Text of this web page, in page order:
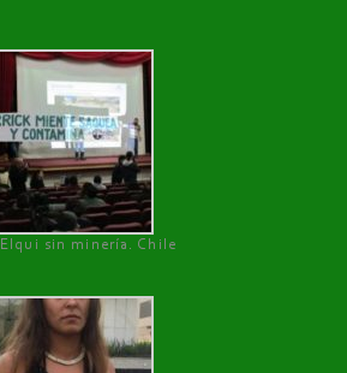
sin minería. Chile